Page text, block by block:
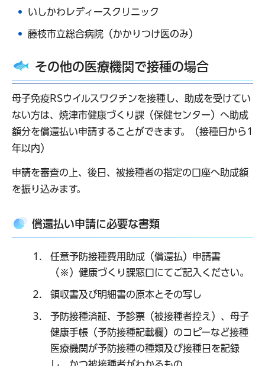
いしかわレディースクリニック
藤枝市立総合病院（かかりつけ医のみ）
その他の医療機関で接種の場合
母子免疫RSウイルスワクチンを接種し、助成を受けてい
ない方は、焼津市健康づくり課（保健センター）へ助成
額分を償還払い申請することができます。（接種日から1
年以内）
申請を審査の上、後日、被接種者の指定の口座へ助成額
を振り込みます。
償還払い申請に必要な書類
任意予防接種費用助成（償還払）申請書
（※）健康づくり課窓口にてご記入ください。
領収書及び明細書の原本とその写し
予防接種済証、予診票（被接種者控え）、母子
健康手帳（予防接種記載欄）のコピーなど接種
医療機関が予防接種の種類及び接種日を記録
し、かつ被接種者がわかるもの